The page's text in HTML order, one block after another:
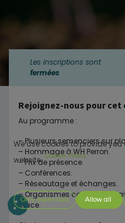
Les inscriptions sont
fermées
Rejoignez-nous pour cet
Au programme :
– Plusieurs semenciers sur
– Hommage à WH Perron.
– Prix de présence.
– Conférences.
– Réseautage et échanges.
– Organismes
place.
We use cookies to provide you
website. Cookie Policy
Only essentials Allow all